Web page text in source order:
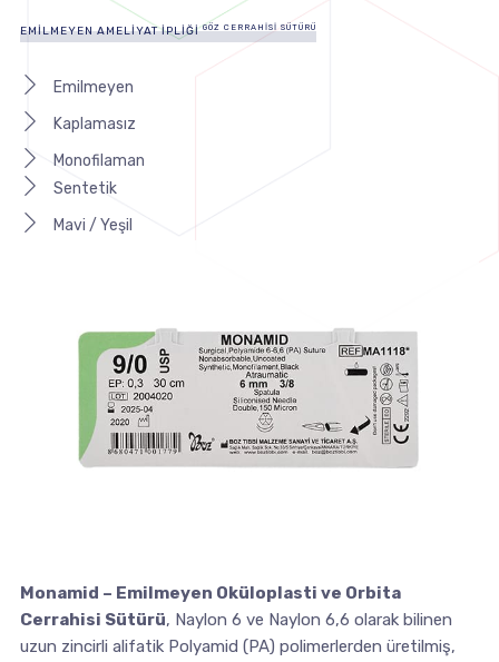
EMILMEYEN AMELIYAT İPLIĞIGÖZ CERRAHISI SÜTÜRÜ
Emilmeyen
Kaplamasız
Monofilaman
Sentetik
Mavi / Yeşil
Monamid – Emilmeyen Oküloplasti ve Orbita
Cerrahisi Sütürü, Naylon 6 ve Naylon 6,6 olarak bilinen
uzun zincirli alifatik Polyamid (PA) polimerlerden üretilmiş,